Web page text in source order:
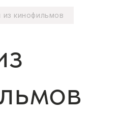
из кинофильмов